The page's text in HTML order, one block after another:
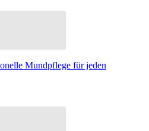
Mundpflege für jeden